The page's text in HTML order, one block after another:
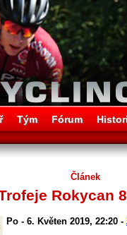
Tým Fórum
Článek
Rokycan
Po - 6. Květen 2019, 22:20 -